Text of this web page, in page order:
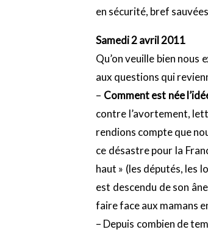
en sécurité, bref
Samedi 2 avril 2011
Qu’on veuille bien
aux questions qui
– Comment est née
contre l’avortement,
rendions compte que
ce désastre pour la
haut » (les députés, les
est descendu de son
faire face aux mamans
– Depuis combien de